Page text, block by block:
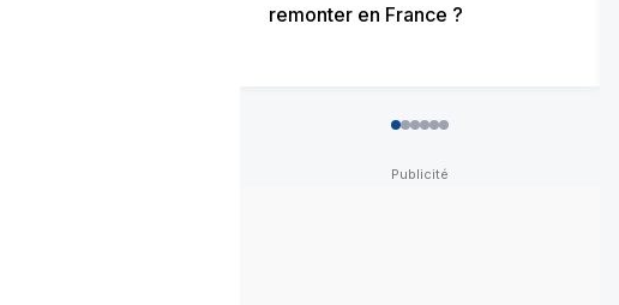
remonter en France ?
012345